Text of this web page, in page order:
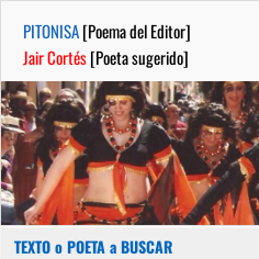
PITONISA[Poema del Editor]
Jair Cortés[Poeta sugerido]
Buscar: